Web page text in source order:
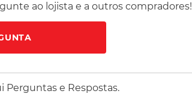
ao lojista e a outros compradores!
Perguntas e Respostas.